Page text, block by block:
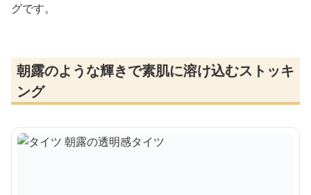
グです。
朝露のような輝きで素肌に溶け込むストッキ
ング